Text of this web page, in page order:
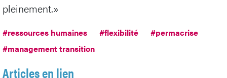
pleinement.»
#ressources humaines #flexibilité
#permacrise
#management transition
Articles en lien